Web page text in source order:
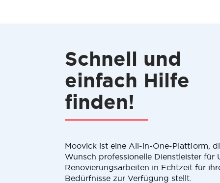
Schnell und
einfach Hilfe
finden!
Moovick ist eine All-in-One-Plattform,
Wunsch professionelle Dienstleister für
Renovierungsarbeiten in Echtzeit für
Bedürfnisse zur Verfügung stellt.